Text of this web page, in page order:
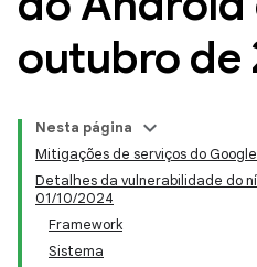
outubro de
Nesta página
Mitigações de serviços do
Detalhes da vulnerabilidade do
01/10/2024
Framework
Sistema